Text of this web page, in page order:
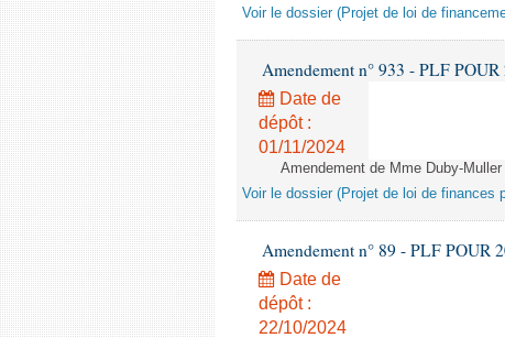
Voir le dossier (Projet de loi de
Amendement n° 933 - PLF POUR
Date de
dépôt :
01/11/2024
Amendement de Mme Duby-
Voir le dossier (Projet de loi de finances
Amendement n° 89 - PLF POUR
Date de
dépôt :
22/10/2024